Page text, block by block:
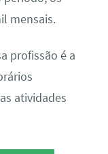
mensais.
profissão é a
atividades